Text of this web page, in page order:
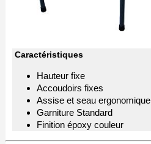
Caractéristiques
Hauteur fixe
Accoudoirs fixes
Assise et seau ergonomique
Garniture Standard
Finition époxy couleur